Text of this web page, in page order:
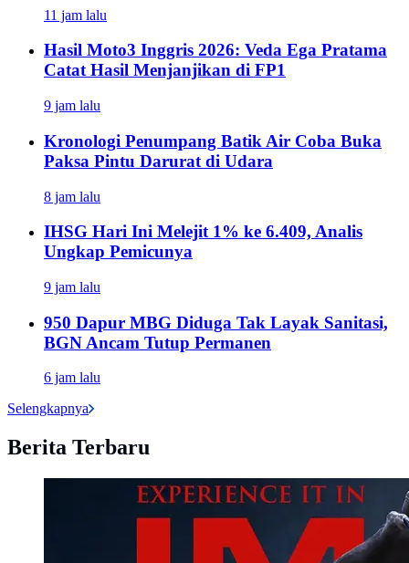
11 jam lalu
Hasil Moto3 Inggris 2026: Veda Ega Pratama
Catat Hasil Menjanjikan di FP1
9 jam lalu
Kronologi Penumpang Batik Air Coba Buka
Paksa Pintu Darurat di Udara
8 jam lalu
IHSG Hari Ini Melejit 1% ke 6.409, Analis
Ungkap Pemicunya
9 jam lalu
950 Dapur MBG Diduga Tak Layak Sanitasi,
BGN Ancam Tutup Permanen
6 jam lalu
Selengkapnya
Berita Terbaru